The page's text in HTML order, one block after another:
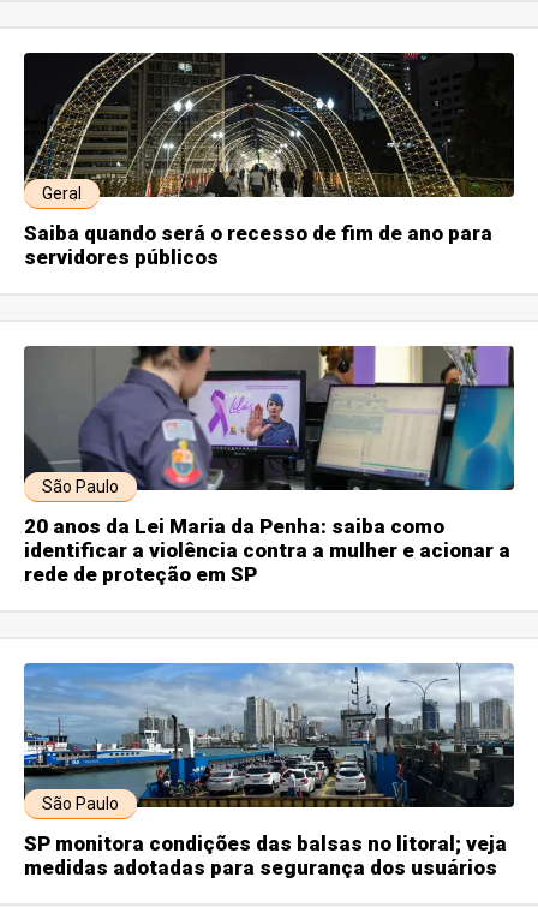
Geral
Saiba quando será o recesso de fim de ano para
servidores públicos
São Paulo
20 anos da Lei Maria da Penha: saiba como
identificar a violência contra a mulher e acionar a
rede de proteção em SP
São Paulo
SP monitora condições das balsas no litoral; veja
medidas adotadas para segurança dos usuários